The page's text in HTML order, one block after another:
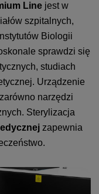
Line jest w
szpitalnych,
Biologii
sprawdzi się
studiach
Urządzenie
narzędzi
Sterylizacja
zapewnia